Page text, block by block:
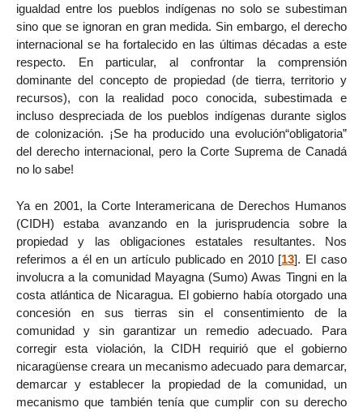
igualdad entre los pueblos indígenas no solo se subestiman
sino que se ignoran en gran medida. Sin embargo, el derecho
internacional se ha fortalecido en las últimas décadas a este
respecto. En particular, al confrontar la comprensión
dominante del concepto de propiedad (de tierra, territorio y
recursos), con la realidad poco conocida, subestimada e
incluso despreciada de los pueblos indígenas durante siglos
de colonización. ¡Se ha producido una evolución“obligatoria”
del derecho internacional, pero la Corte Suprema de Canadá
no lo sabe!
Ya en 2001, la Corte Interamericana de Derechos Humanos
(CIDH) estaba avanzando en la jurisprudencia sobre la
propiedad y las obligaciones estatales resultantes. Nos
referimos a él en un artículo publicado en 2010[13]. El caso
involucra a la comunidad Mayagna (Sumo) Awas Tingni en la
costa atlántica de Nicaragua. El gobierno había otorgado una
concesión en sus tierras sin el consentimiento de la
comunidad y sin garantizar un remedio adecuado. Para
corregir esta violación, la CIDH requirió que el gobierno
nicaragüense creara un mecanismo adecuado para demarcar,
demarcar y establecer la propiedad de la comunidad, un
mecanismo que también tenía que cumplir con su derecho